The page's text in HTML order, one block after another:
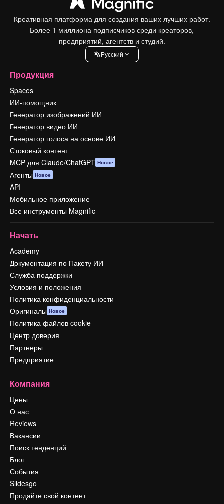
Креативная платформа для создания ваших лучших работ.
Более 1 миллиона подписчиков среди креаторов,
предприятий, агентств и студий.
Pусский
Продукция
Spaces
ИИ-помощник
Генератор изображений ИИ
Генератор видео ИИ
Генератор голоса на основе ИИ
Стоковый контент
MCP для Claude/ChatGPT Новое
Агенты Новое
API
Мобильное приложение
Все инструменты Magnific
Начать
Academy
Документация по Пакету ИИ
Служба поддержки
Условия и положения
Политика конфиденциальности
Оригиналы Новое
Политика файлов cookie
Центр доверия
Партнеры
Предприятие
Компания
Цены
О нас
Reviews
Вакансии
Поиск тенденций
Блог
События
Slidesgo
Продайте свой контент